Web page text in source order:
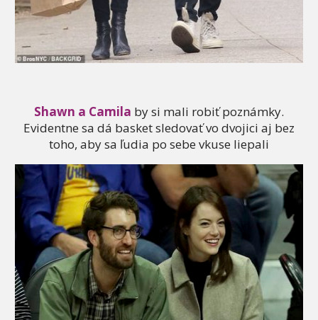
Shawn a Camila by si mali robiť poznámky.
Evidentne sa dá basket sledovať vo dvojici aj bez
toho, aby sa ľudia po sebe vkuse liepali